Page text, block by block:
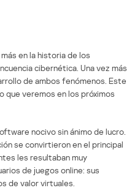
en la historia de los
cibernética. Una vez más
de ambos fenómenos. Este
que veremos en los próximos
nocivo sin ánimo de lucro.
se convirtieron en el principal
les resultaban muy
de juegos online: sus
de valor virtuales.